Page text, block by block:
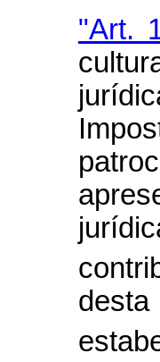
"Art.
desta